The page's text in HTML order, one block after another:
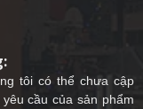
tôi có thể chưa cập
cầu của sản phẩm